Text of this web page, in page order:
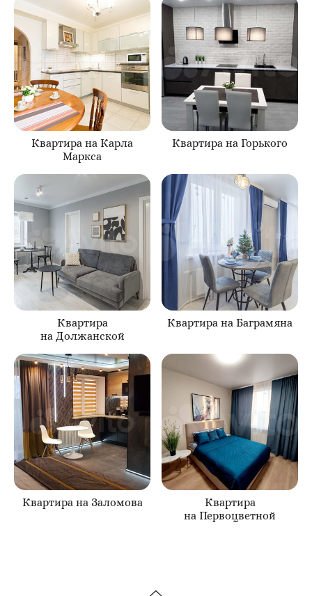
Квартира на Карла
Маркса
Квартира на Горького
Квартира
на Должанской
Квартира на Баграмяна
Квартира на Заломова
Квартира
на Первоцветной